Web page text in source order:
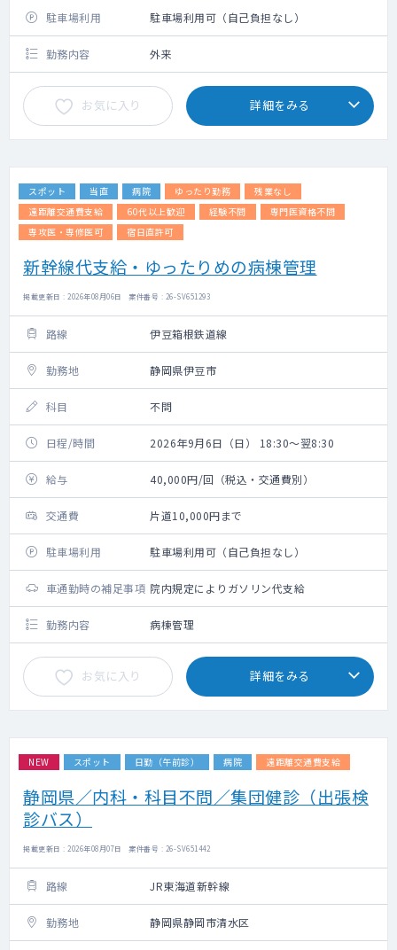
は応相談
駐車場利用 駐車場利用可（自己負担なし）
勤務内容 外来
お気に入り 詳細をみる
スポット 当直 病院 ゆったり勤務
残業なし
遠距離交通費支給
60代以上歓迎 経験不問
専門医資格不問
専攻医・専修医可
宿日直許可
新幹線代支給・ゆったりめの病棟管理
掲載更新日 : 2026年08月06日 案件番号 : 26-SV651293
路線 伊豆箱根鉄道線
勤務地 静岡県伊豆市
科目 不問
日程/時間 2026年9月6日（日） 18:30～翌8:30
給与 40,000円/回（税込・交通費別）
交通費 片道10,000円まで
駐車場利用 駐車場利用可（自己負担なし）
車通勤時の補足事項 院内規定によりガソリン代支給
勤務内容 病棟管理
お気に入り 詳細をみる
NEW スポット 日勤（午前診） 病院 遠距離交通費支給
静岡県／内科・科目不問／集団健診（出張検
診バス）
掲載更新日 : 2026年08月07日 案件番号 : 26-SV651442
路線 JR東海道新幹線
勤務地 静岡県静岡市清水区